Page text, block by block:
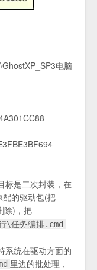
\GhostXP_SP3电脑
是二次封装，在
的驱动包(把
除)，把
\任务编排.cmd
统在驱动方面的
里边的批处理，